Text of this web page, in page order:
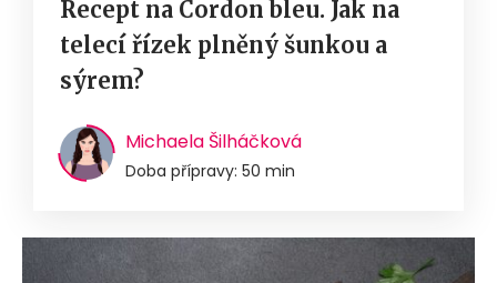
Recept na Cordon bleu. Jak na
telecí řízek plněný šunkou a
sýrem?
Michaela Šilháčková
Doba přípravy: 50 min